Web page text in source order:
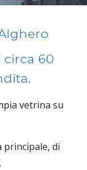
60
vetrina su
principale, di